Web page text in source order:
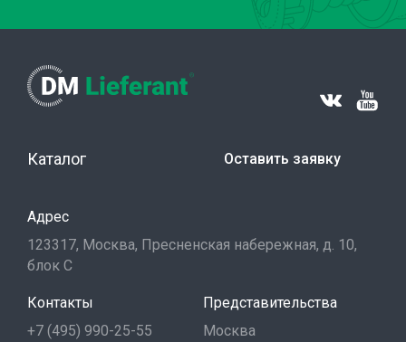
Каталог Оставить заявку
Адрес
123317, Москва, Пресненская набережная, д. 10,
блок С
Контакты
+7 (495) 990-25-55
Представительства
Москва